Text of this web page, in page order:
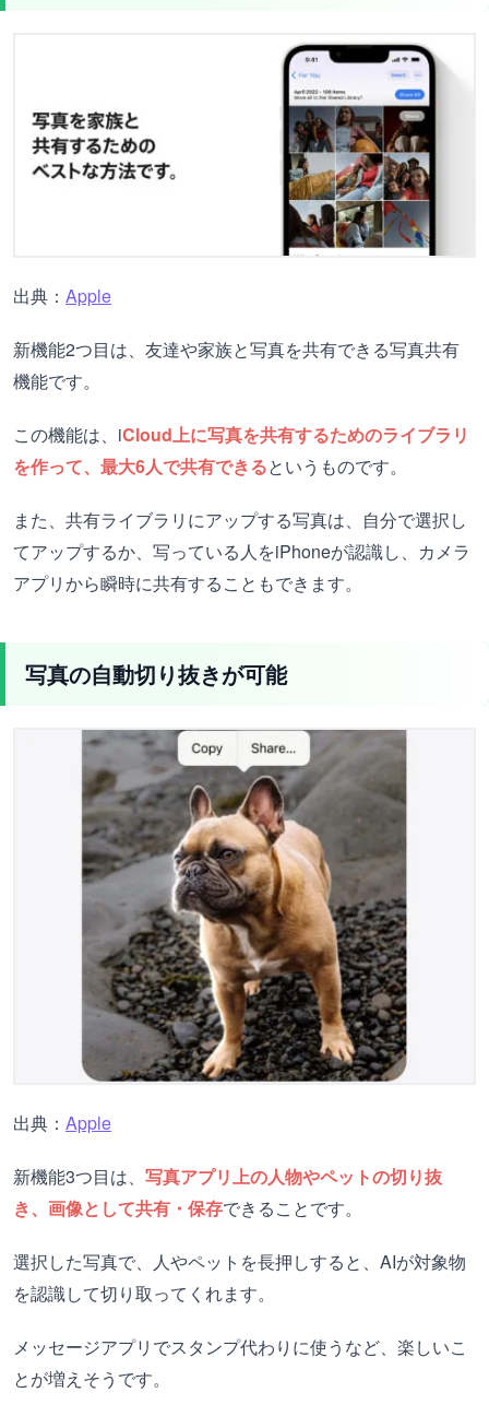
出典： Apple
新機能2つ目は、友達や家族と写真を共有できる写真共有
機能です。
この機能は、iCloud上に写真を共有するためのライブラリ
を作って、最大6人で共有できるというものです。
また、共有ライブラリにアップする写真は、自分で選択し
てアップするか、写っている人をiPhoneが認識し、カメラ
アプリから瞬時に共有することもできます。
写真の自動切り抜きが可能
出典： Apple
新機能3つ目は、 写真アプリ上の人物やペットの切り抜
き、画像として共有・保存できることです。
選択した写真で、人やペットを長押しすると、AIが対象物
を認識して切り取ってくれます。
メッセージアプリでスタンプ代わりに使うなど、楽しいこ
とが増えそうです。